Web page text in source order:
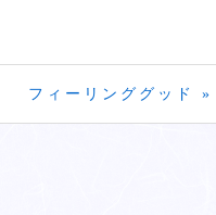
フィーリンググッド »